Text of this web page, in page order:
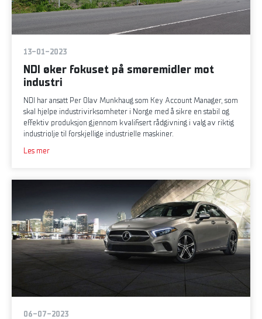
13-01-2023
NDI øker fokuset på smøremidler mot
industri
NDI har ansatt Per Olav Munkhaug som Key Account Manager, som
skal hjelpe industrivirksomheter i Norge med å sikre en stabil og
effektiv produksjon gjennom kvalifisert rådgivning i valg av riktig
industriolje til forskjellige industrielle maskiner.
Les mer
06-07-2023